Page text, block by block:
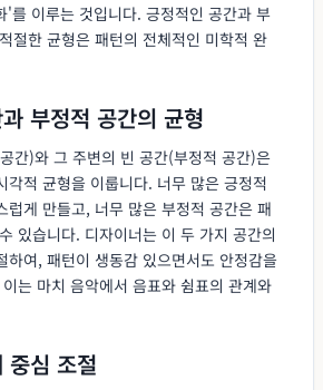
를 이루는 것입니다. 긍정적인 공간과 부
절한 균형은 패턴의 전체적인 미학적 완
부정적 공간의 균형
간)와 그 주변의 빈 공간(부정적 공간)은
각적 균형을 이룹니다. 너무 많은 긍정적
럽게 만들고, 너무 많은 부정적 공간은 패
있습니다. 디자이너는 이 두 가지 공간의
하여, 패턴이 생동감 있으면서도 안정감을
는 마치 음악에서 음표와 쉼표의 관계와
중심 조절